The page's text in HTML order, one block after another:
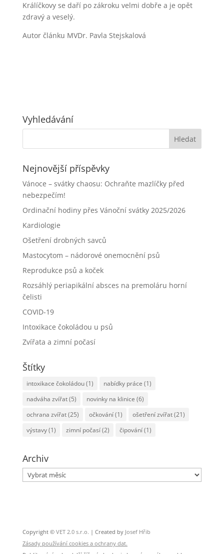
Králíčkovy se daří po zákroku velmi dobře a je opět
zdravý a veselý.
Autor článku MVDr. Pavla Stejskalová
Vyhledávání
Nejnovější příspěvky
Vánoce – svátky chaosu: Ochraňte mazlíčky před
nebezpečím!
Ordinační hodiny přes Vánoční svátky 2025/2026
Kardiologie
Ošetření drobných savců
Mastocytom – nádorové onemocnění psů
Reprodukce psů a koček
Rozsáhlý periapikální absces na premoláru horní
čelisti
COVID-19
Intoxikace čokoládou u psů
Zvířata a zimní počasí
Štítky
intoxikace čokoládou(1) nabídky práce (1)
nadváha zvířat(5) novinky na klinice (6)
ochrana zvířat(25) očkování(1) ošetření zvířat(21)
výstavy(1) zimní počasí(2) čipování(1)
Archiv
Archiv
Copyright © VET 2.0 s.r.o. | Created by Josef Hřib
Zásady používání cookies a ochrany dat.